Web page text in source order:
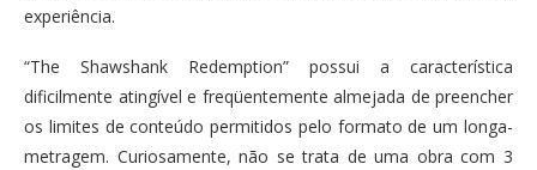
experiência.
“The Shawshank Redemption” possui a característica
dificilmente atingível e freqüentemente almejada de preencher
os limites de conteúdo permitidos pelo formato de um longa-
metragem. Curiosamente, não se trata de uma obra com 3